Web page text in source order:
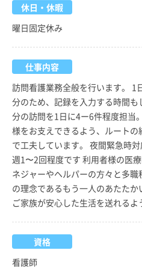
休日・休暇
曜日固定休み
仕事内容
訪問看護業務全般を行います。 1
分のため、記録を入力する時間
分の訪問を1日に4ー6件程度担
様をお支えできるよう、ルート
で工夫しています。 夜間緊急時
週1〜2回程度です 利用者様の医
ネジャーやヘルパーの方々と多
の理念であるもう一人のあたた
ご家族が安心した生活を送れるよ
資格
看護師